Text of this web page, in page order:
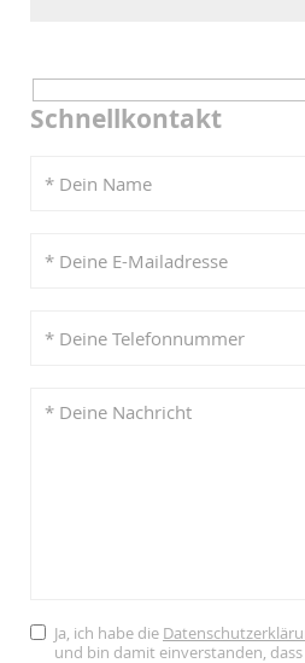
Schnellkontakt
Ja, ich habe die
und bin damit einverstanden,